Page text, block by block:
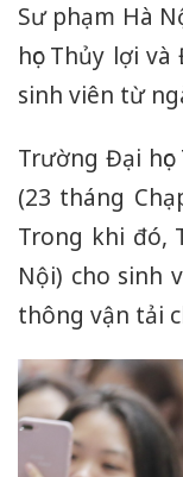
Sư phạm Hà
học Thủy lợi
sinh viên từ
Trường Đại
(23 tháng
Trong khi đó,
Nội) cho sinh
thông vận tải